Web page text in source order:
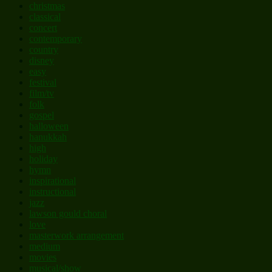
christmas
classical
concert
contemporary
country
disney
easy
festival
film/tv
folk
gospel
halloween
hanukkah
high
holiday
hymn
inspirational
instructional
jazz
lawson gould choral
love
masterwork arrangement
medium
movies
musical/show